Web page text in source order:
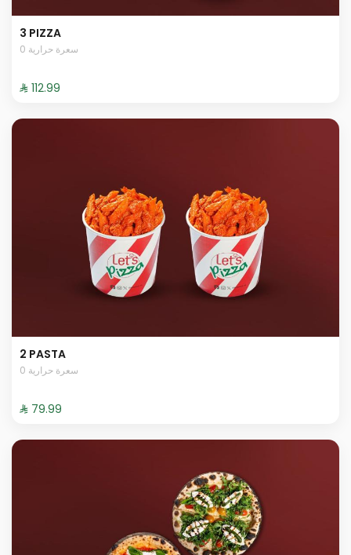
3 PIZZA
0 سعرة حرارية
⁨⁦‪‬ 112.99⁩
2 PASTA
0 سعرة حرارية
⁨⁦‪‬ 79.99⁩